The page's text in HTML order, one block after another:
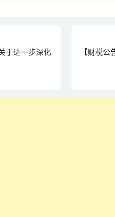
于进一步深化
【财税